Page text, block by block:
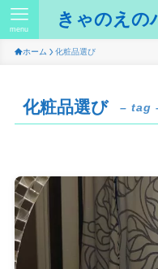
きゃのえの
menu
ホーム 化粧品選び
化粧品選び – tag